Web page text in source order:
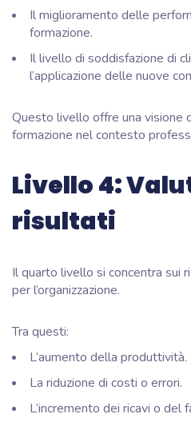
Il miglioramento delle
formazione.
Il livello di soddisfazione di
l’applicazione delle nuove
Questo livello offre una visione
formazione nel contesto
Livello 4:
risultati
Il quarto livello si concentra sui
per l’organizzazione.
Tra questi:
L’aumento della produttività.
La riduzione di costi o errori.
L’incremento dei ricavi o del